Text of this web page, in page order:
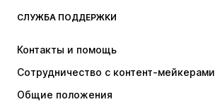
Nike Sportswear
WE Fashion
СЛУЖБА ПОДДЕРЖКИ
Контакты и помощь
Сотрудничество с контент-мейкерами
Общие положения